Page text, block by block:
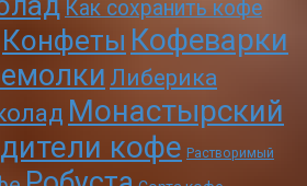
Как сохранить кофе
Конфеты Кофеварки
Либерика
Монастырский
кофе Растворимый